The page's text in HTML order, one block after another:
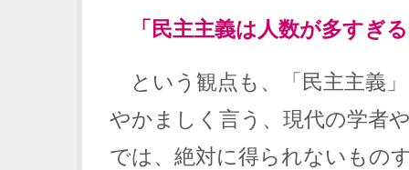
「民主主義は人数が多すぎ
という観点も、「民主主義
やかましく言う、現代の学者
では、絶対に得られないもの